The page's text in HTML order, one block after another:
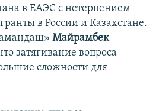
в ЕАЭС с нетерпением
в России и Казахстане.
Майрамбек
затягивание вопроса
сложности для